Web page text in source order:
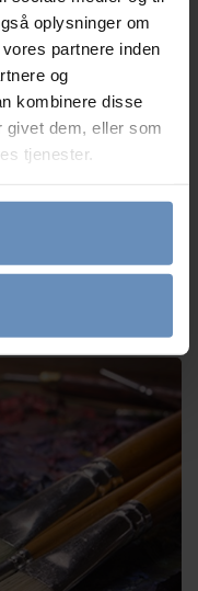
oplysninger om
partnere inden
og
kombinere disse
givet dem, eller som
tjenester.